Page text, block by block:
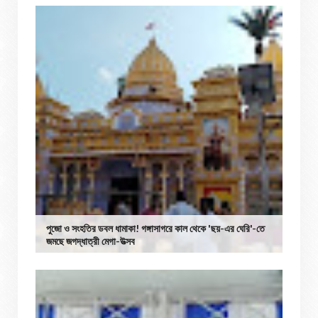
পুজো ও সংহতির ডবল ধামাকা! গঙ্গাসাগরে কাল থেকে 'ছয়-এর ঘেরি'-তে
জমছে জগদ্ধাত্রী মেগা-উত্সব